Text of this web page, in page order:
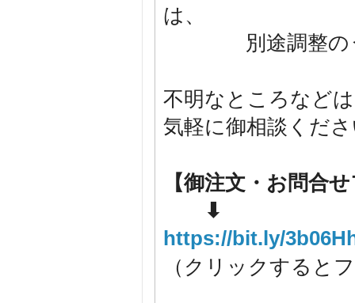
は、
別途調整のう
不明なところなど
気軽に御相談くだ
【御注文・お問合
⬇
https://bit.ly/
（クリックすると